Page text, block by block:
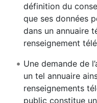
définition du
que ses données
dans un annuaire
renseignement
Une demande de
un tel annuaire
renseignements
public constitue